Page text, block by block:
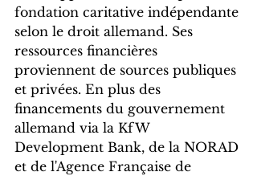
fondation caritative indépendante
selon le droit allemand. Ses
ressources financières
proviennent de sources publiques
et privées. En plus des
financements du gouvernement
allemand via la KfW
Development Bank, de la NORAD
et de l'Agence Française de